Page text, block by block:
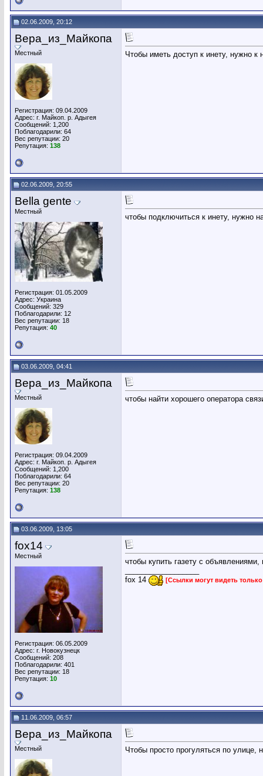
02.06.2009, 20:12
Вера_из_Майкопа
Местный
Регистрация: 09.04.2009
Адрес: г. Майкоп. р. Адыгея
Сообщений: 1,200
Поблагодарили: 64
Вес репутации: 20
Репутация: 138
Чтобы иметь доступ к инету, нужно к
02.06.2009, 20:55
Bella gente
Местный
Регистрация: 01.05.2009
Адрес: Украина
Сообщений: 329
Поблагодарили: 12
Вес репутации: 18
Репутация: 40
чтобы подключиться к инету, нужно
03.06.2009, 04:41
Вера_из_Майкопа
Местный
Регистрация: 09.04.2009
Адрес: г. Майкоп. р. Адыгея
Сообщений: 1,200
Поблагодарили: 64
Вес репутации: 20
Репутация: 138
чтобы найти хорошего оператора
03.06.2009, 13:05
fox14
Местный
Регистрация: 06.05.2009
Адрес: г. Новокузнецк
Сообщений: 208
Поблагодарили: 401
Вес репутации: 18
Репутация: 10
чтобы купить газету с
fox 14
[Ссылки могут видеть
11.06.2009, 06:57
Вера_из_Майкопа
Местный Чтобы просто прогуляться по улице,